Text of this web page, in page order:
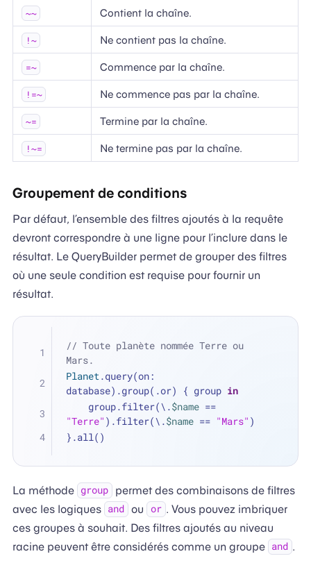
~~ Contient la chaîne.
!~ Ne contient pas la chaîne.
=~ Commence par la chaîne.
!=~ Ne commence pas par la chaîne.
~= Termine par la chaîne.
!~= Ne termine pas par la chaîne.
Groupement de conditions
Par défaut, l’ensemble des filtres ajoutés à la requête
devront correspondre à une ligne pour l’inclure dans le
résultat. Le QueryBuilder permet de grouper des filtres
où une seule condition est requise pour fournir un
résultat.
// Toute planète nommée Terre ou
Mars.
Planet .query(on:
database).group(.or) { group in
    group.filter(\.
$name ==
"Terre" ).filter(\.$name == "Mars" )
}.all()
La méthode group
permet des combinaisons de filtres
avec les logiques and ou or . Vous pouvez imbriquer
ces groupes à souhait. Des filtres ajoutés au niveau
racine peuvent être considérés comme un groupe and .